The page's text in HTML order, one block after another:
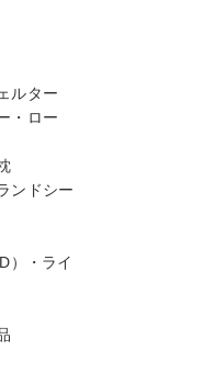
ルター
・ロー
ンドシー
）・ライ